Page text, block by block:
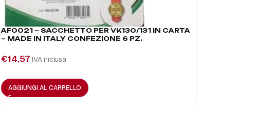
AF0021 – SACCHETTO PER VK130/131 IN CARTA
– MADE IN ITALY CONFEZIONE 6 PZ.
€14,57 IVA inclusa
AGGIUNGI AL CARRELLO